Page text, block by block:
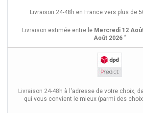
Livraison 24-48h en France vers plus de
Livraison estimée entre le Mercredi 12
Août 2026 *
Livraison 24-48h à l'adresse de votre choix,
qui vous convient le mieux (parmi des choix